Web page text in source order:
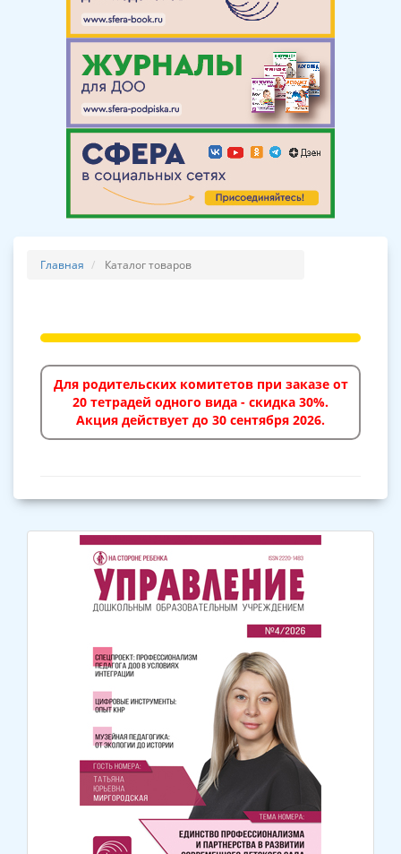
Главная Каталог товаров
Для родительских комитетов при заказе от
20 тетрадей одного вида - скидка 30%.
Акция действует до 30 сентября 2026.